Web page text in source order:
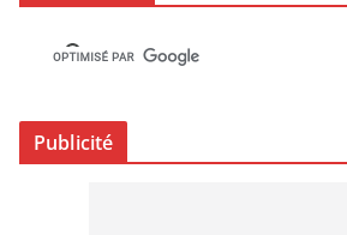
Publicité